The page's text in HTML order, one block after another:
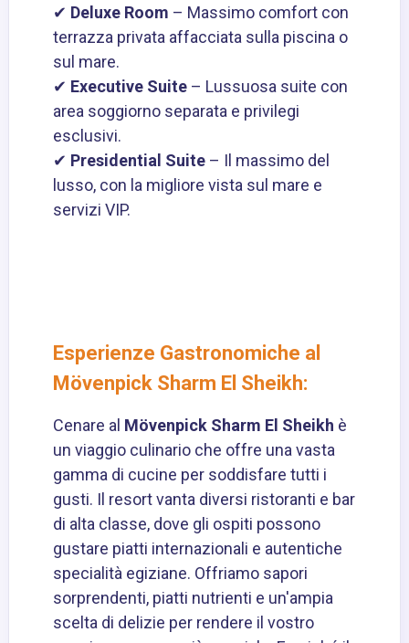
✔ Deluxe Room – Massimo comfort con
terrazza privata affacciata sulla piscina o
sul mare.
✔ Executive Suite – Lussuosa suite con
area soggiorno separata e privilegi
esclusivi.
✔ Presidential Suite – Il massimo del
lusso, con la migliore vista sul mare e
servizi VIP.
Esperienze Gastronomiche al
Mövenpick Sharm El Sheikh:
Cenare al Mövenpick Sharm El Sheikh è
un viaggio culinario che offre una vasta
gamma di cucine per soddisfare tutti i
gusti. Il resort vanta diversi ristoranti e bar
di alta classe, dove gli ospiti possono
gustare piatti internazionali e autentiche
specialità egiziane. Offriamo sapori
sorprendenti, piatti nutrienti e un'ampia
scelta di delizie per rendere il vostro